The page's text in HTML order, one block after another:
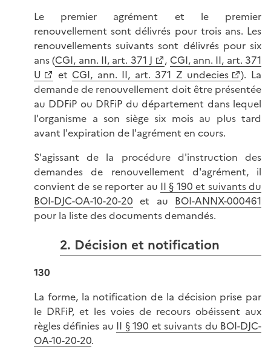
Le premier agrément et le premier
renouvellement sont délivrés pour trois ans. Les
renouvellements suivants sont délivrés pour six
ans (CGI, ann. II, art. 371 J , CGI, ann. II, art. 371
U
et CGI, ann. II, art. 371 Z undecies
). La
demande de renouvellement doit être présentée
au DDFiP ou DRFiP du département dans lequel
l'organisme a son siège six mois au plus tard
avant l'expiration de l'agrément en cours.
S'agissant de la procédure d'instruction des
demandes de renouvellement d'agrément, il
convient de se reporter au II § 190 et suivants du
BOI-DJC-OA-10-20-20 et au BOI-ANNX-000461
pour la liste des documents demandés.
2. Décision et notification
130
La forme, la notification de la décision prise par
le DRFiP, et les voies de recours obéissent aux
règles définies au II § 190 et suivants du BOI-DJC-
OA-10-20-20.